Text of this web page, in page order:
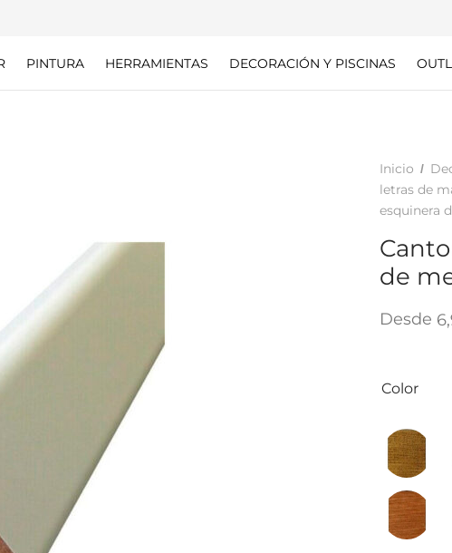
PINTURA HERRAMIENTAS DECORACIÓN Y PISCINAS
Inicio /
letras de
esquinera
de
Desde
Color